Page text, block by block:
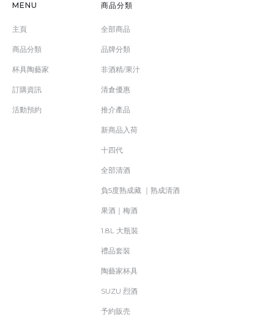
MENU
主頁
商品分類
杯具陶藝家
訂購資訊
活動預約
商品分類
全部商品
品牌分類
非酒精/果汁
清倉優惠
推介產品
新商品入荷
十四代
全部清酒
負5度熟成藏 ｜熟成清酒
果酒｜梅酒
1.8L 大瓶裝
禮品套裝
陶藝家杯具
SUZU 烈酒
予約販売